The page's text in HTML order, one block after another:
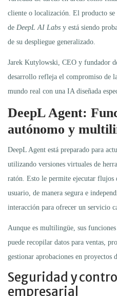
cliente o localización. El producto se
de DeepL AI Labs y está siendo
de su despliegue generalizado.
Jarek Kutylowski, CEO y fundador
desarrollo refleja el compromiso de
mundo real con una IA diseñada
DeepL Agent:
autónomo y
DeepL Agent está preparado para
utilizando versiones virtuales de
ratón. Esto le permite ejecutar flujos
usuario, de manera segura e
interacción para ofrecer un servicio
Aunque es multilingüe, sus
puede recopilar datos para ventas,
gestionar aprobaciones en proyectos
Seguridad y
empresarial